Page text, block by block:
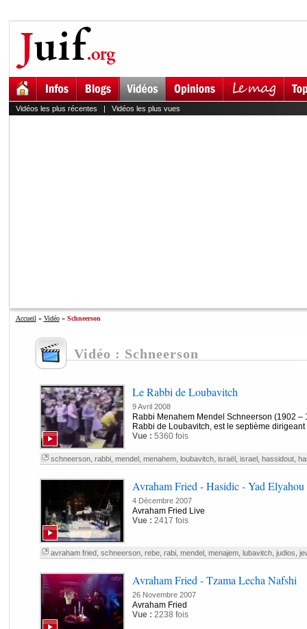
Vidéos les plus récentes | Vidéos les plus vues
Accueil » Vidéo» Schneerson
Vidéo : Schneerson
Le Rabbi de Loubavitch
9 Avril 2008
Rabbi Menahem Mendel Schneerson (1902
Rabbi de Loubavitch, est le septième
Vue : 5360 fois
schneerson, rabbi, mendel, menahem, loubavitch, israël, israel, hassidout,
Avraham Fried - Hasidic - Yad
4 Décembre 2007
Avraham Fried Live
Vue : 2417 fois
avraham fried, schneerson, rebe, rabi, mendel, menajem, lubavitch, judios
Avraham Fried - Tzama Lecha Nafshi
26 Novembre 2007
Avraham Fried
Vue : 2238 fois